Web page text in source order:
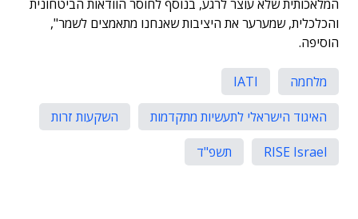
המלאכותית שלא עוצר לרגע, בנוסף לחוסר הוודאות הביטחונית
והכלכלית, שמערער את היציבות שאנחנו מתאמצים לשמר",
הוסיפה.
מלחמה
IATI
האיגוד הישראלי לתעשיות מתקדמות
השקעות זרות
RISE Israel
תשפ"ד